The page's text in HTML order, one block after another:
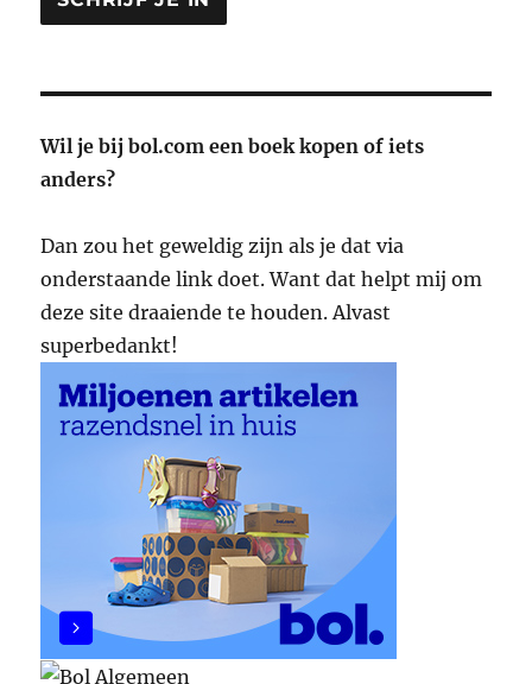
Wil je bij bol.com een boek kopen of iets
anders?
Dan zou het geweldig zijn als je dat via
onderstaande link doet. Want dat helpt mij om
deze site draaiende te houden. Alvast
superbedankt!